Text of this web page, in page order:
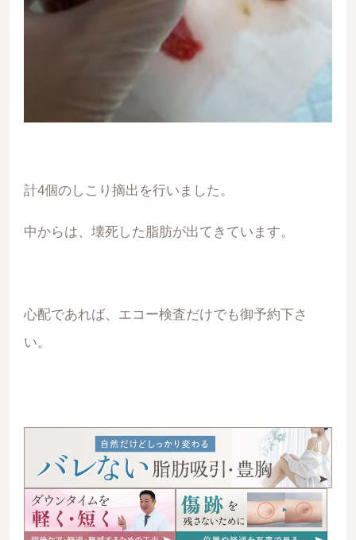
計4個のしこり摘出を行いました。
中からは、壊死した脂肪が出てきています。
心配であれば、エコー検査だけでも御予約下さ
い。